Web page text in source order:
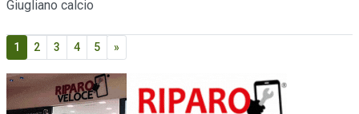
Giugliano calcio
1 2 3 4 5 »